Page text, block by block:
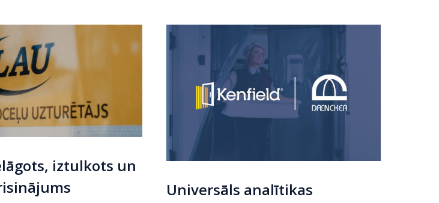
iztulkots un
Universāls analītikas